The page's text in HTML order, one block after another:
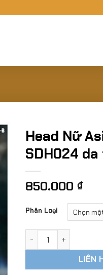
Head Nữ
SDH024
850.000 ₫
Phân Loại
LIÊN